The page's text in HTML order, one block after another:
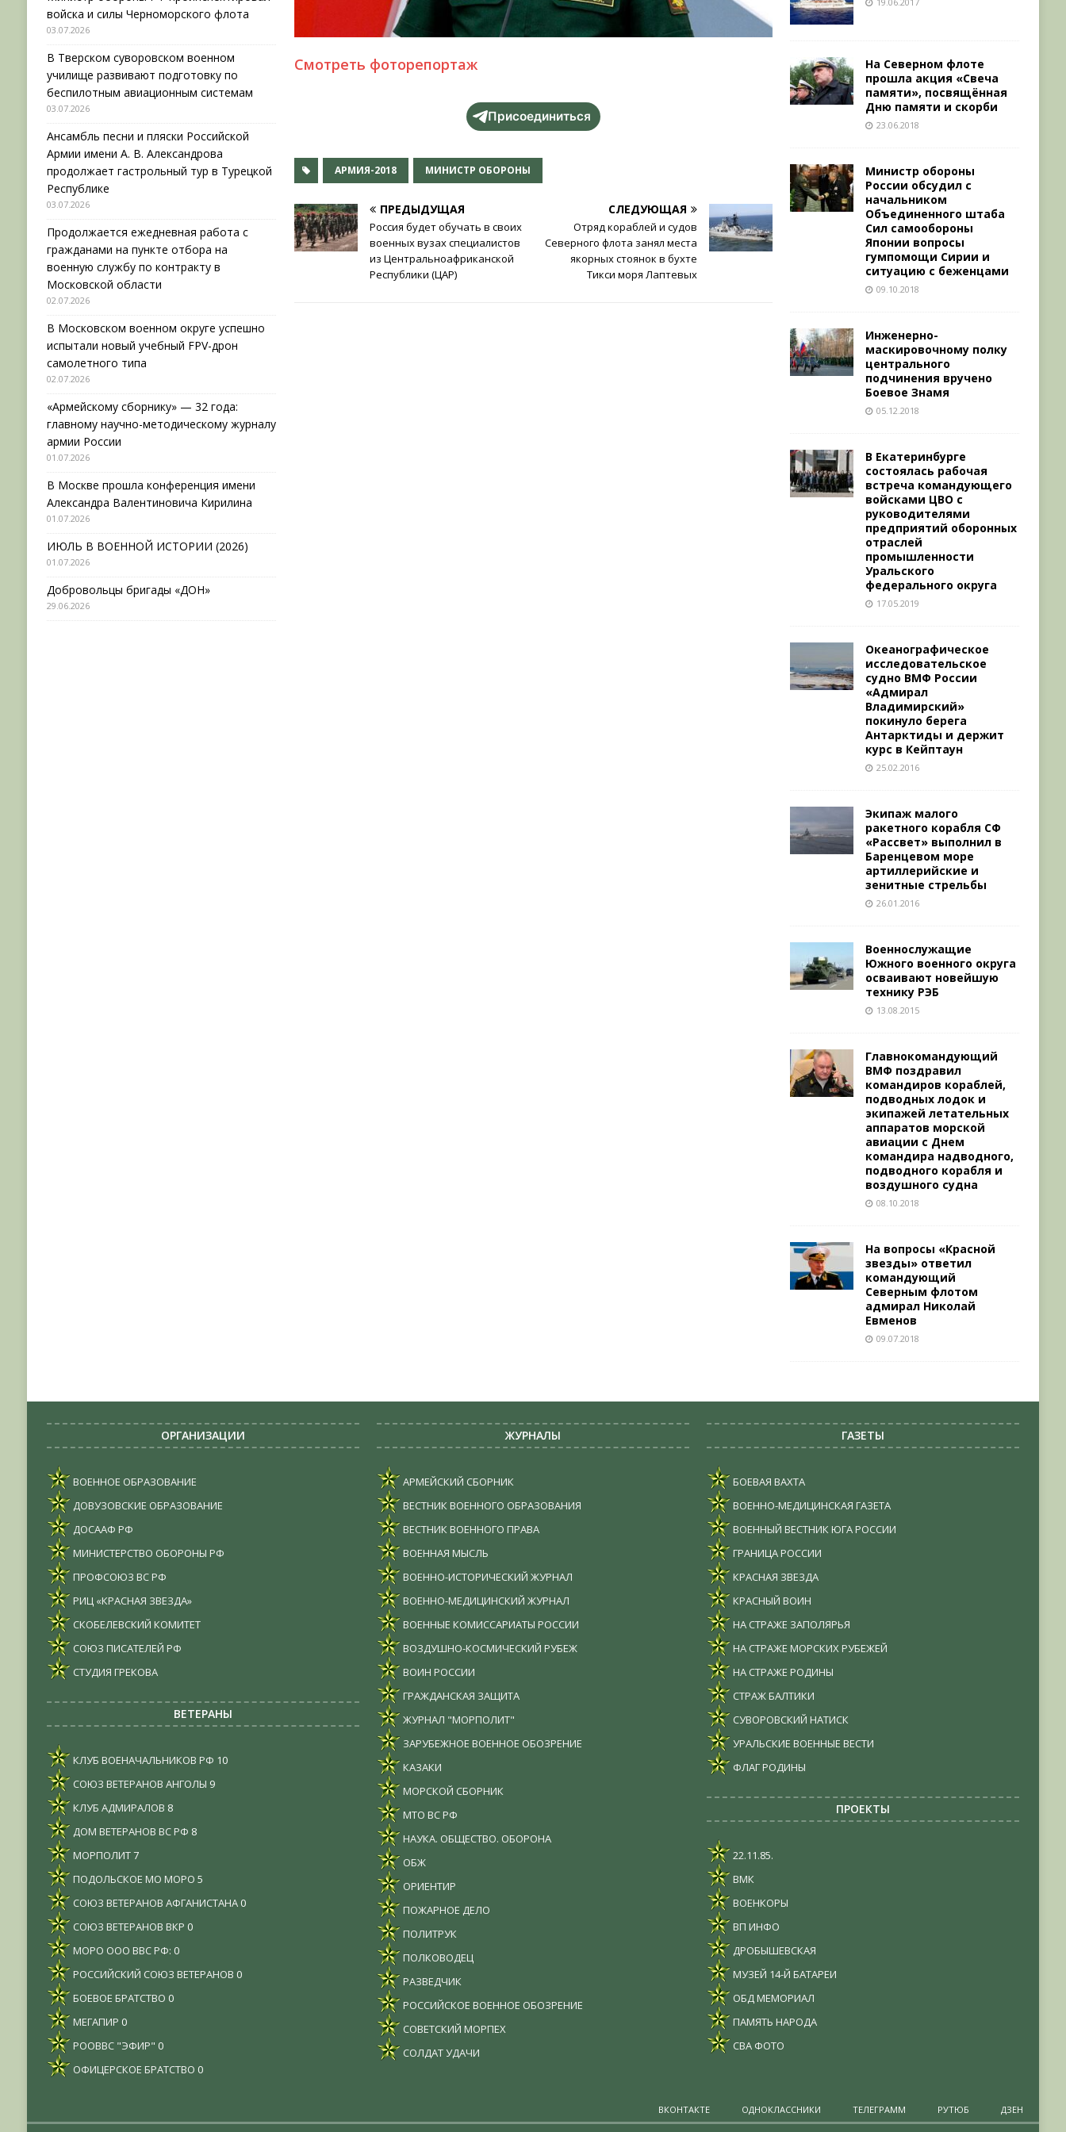
Смотреть фоторепортаж
Присоединиться
АРМИЯ-2018 МИНИСТР ОБОРОНЫ
ПРЕДЫДУЩАЯ
Россия будет обучать в своих
военных вузах специалистов
из Центральноафриканской
Республики (ЦАР)
СЛЕДУЮЩАЯ
Отряд кораблей и судов
Северного флота занял места
якорных стоянок в бухте
Тикси моря Лаптевых
войска и силы Черноморского флота
03.07.2026
В Тверском суворовском военном
училище развивают подготовку по
беспилотным авиационным системам
03.07.2026
Ансамбль песни и пляски Российской
Армии имени А. В. Александрова
продолжает гастрольный тур в Турецкой
Республике
03.07.2026
Продолжается ежедневная работа с
гражданами на пункте отбора на
военную службу по контракту в
Московской области
02.07.2026
В Московском военном округе успешно
испытали новый учебный FPV-дрон
самолетного типа
02.07.2026
«Армейскому сборнику» — 32 года:
главному научно-методическому журналу
армии России
01.07.2026
В Москве прошла конференция имени
Александра Валентиновича Кирилина
01.07.2026
ИЮЛЬ В ВОЕННОЙ ИСТОРИИ (2026)
01.07.2026
Добровольцы бригады «ДОН»
29.06.2026
На Северном флоте
прошла акция «Свеча
памяти», посвящённая
Дню памяти и скорби
23.06.2018
Министр обороны
России обсудил с
начальником
Объединенного штаба
Сил самообороны
Японии вопросы
гумпомощи Сирии и
ситуацию с беженцами
09.10.2018
Инженерно-
маскировочному полку
центрального
подчинения вручено
Боевое Знамя
05.12.2018
В Екатеринбурге
состоялась рабочая
встреча командующего
войсками ЦВО с
руководителями
предприятий оборонных
отраслей
промышленности
Уральского
федерального округа
17.05.2019
Океанографическое
исследовательское
судно ВМФ России
«Адмирал
Владимирский»
покинуло берега
Антарктиды и держит
курс в Кейптаун
25.02.2016
Экипаж малого
ракетного корабля СФ
«Рассвет» выполнил в
Баренцевом море
артиллерийские и
зенитные стрельбы
26.01.2016
Военнослужащие
Южного военного округа
осваивают новейшую
технику РЭБ
13.08.2015
Главнокомандующий
ВМФ поздравил
командиров кораблей,
подводных лодок и
экипажей летательных
аппаратов морской
авиации с Днем
командира надводного,
подводного корабля и
воздушного судна
08.10.2018
На вопросы «Красной
звезды» ответил
командующий
Северным флотом
адмирал Николай
Евменов
09.07.2018
ОРГАНИЗАЦИИ
ВОЕННОЕ ОБРАЗОВАНИЕ
ДОВУЗОВСКИЕ ОБРАЗОВАНИЕ
ДОСААФ РФ
МИНИСТЕРСТВО ОБОРОНЫ РФ
ПРОФСОЮЗ ВС РФ
РИЦ «КРАСНАЯ ЗВЕЗДА»
СКОБЕЛЕВСКИЙ КОМИТЕТ
СОЮЗ ПИСАТЕЛЕЙ РФ
СТУДИЯ ГРЕКОВА
ВЕТЕРАНЫ
КЛУБ ВОЕНАЧАЛЬНИКОВ РФ 10
СОЮЗ ВЕТЕРАНОВ АНГОЛЫ 9
КЛУБ АДМИРАЛОВ 8
ДОМ ВЕТЕРАНОВ ВС РФ 8
МОРПОЛИТ7
ПОДОЛЬСКОЕ МО МОРО 5
СОЮЗ ВЕТЕРАНОВ АФГАНИСТАНА0
СОЮЗ ВЕТЕРАНОВ ВКР 0
МОРО ООО ВВС РФ: 0
РОССИЙСКИЙ СОЮЗ ВЕТЕРАНОВ 0
БОЕВОЕ БРАТСТВО 0
МЕГАПИР 0
РООВВС "ЭФИР" 0
ОФИЦЕРСКОЕ БРАТСТВО 0
ЖУРНАЛЫ
АРМЕЙСКИЙ СБОРНИК
ВЕСТНИК ВОЕННОГО ОБРАЗОВАНИЯ
ВЕСТНИК ВОЕННОГО ПРАВА
ВОЕННАЯ МЫСЛЬ
ВОЕННО-ИСТОРИЧЕСКИЙ ЖУРНАЛ
ВОЕННО-МЕДИЦИНСКИЙ ЖУРНАЛ
ВОЕННЫЕ КОМИССАРИАТЫ РОССИИ
ВОЗДУШНО-КОСМИЧЕСКИЙ РУБЕЖ
ВОИН РОССИИ
ГРАЖДАНСКАЯ ЗАЩИТА
ЖУРНАЛ "МОРПОЛИТ"
ЗАРУБЕЖНОЕ ВОЕННОЕ ОБОЗРЕНИЕ
КАЗАКИ
МОРСКОЙ СБОРНИК
МТО ВС РФ
НАУКА. ОБЩЕСТВО. ОБОРОНА
ОБЖ
ОРИЕНТИР
ПОЖАРНОЕ ДЕЛО
ПОЛИТРУК
ПОЛКОВОДЕЦ
РАЗВЕДЧИК
РОССИЙСКОЕ ВОЕННОЕ ОБОЗРЕНИЕ
СОВЕТСКИЙ МОРПЕХ
СОЛДАТ УДАЧИ
ГАЗЕТЫ
БОЕВАЯ ВАХТА
ВОЕННО-МЕДИЦИНСКАЯ ГАЗЕТА
ВОЕННЫЙ ВЕСТНИК ЮГА РОССИИ
ГРАНИЦА РОССИИ
КРАСНАЯ ЗВЕЗДА
КРАСНЫЙ ВОИН
НА СТРАЖЕ ЗАПОЛЯРЬЯ
НА СТРАЖЕ МОРСКИХ РУБЕЖЕЙ
НА СТРАЖЕ РОДИНЫ
СТРАЖ БАЛТИКИ
СУВОРОВСКИЙ НАТИСК
УРАЛЬСКИЕ ВОЕННЫЕ ВЕСТИ
ФЛАГ РОДИНЫ
ПРОЕКТЫ
22.11.85.
ВМК
ВОЕНКОРЫ
ВП ИНФО
ДРОБЫШЕВСКАЯ
МУЗЕЙ 14-Й БАТАРЕИ
ОБД МЕМОРИАЛ
ПАМЯТЬ НАРОДА
СВА ФОТО
ВКОНТАКТЕ ОДНОКЛАССНИКИ ТЕЛЕГРАММ РУТЮБ ДЗЕН